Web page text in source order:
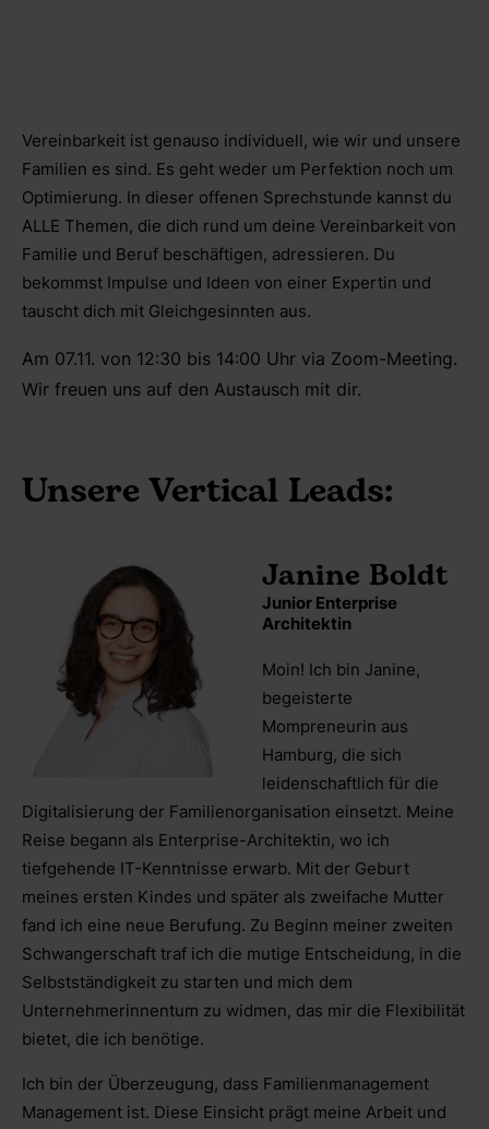
Vereinbarkeit ist genauso individuell, wie wir und unsere
Familien es sind. Es geht weder um Perfektion noch um
Optimierung. In dieser offenen Sprechstunde kannst du
ALLE Themen, die dich rund um deine Vereinbarkeit von
Familie und Beruf beschäftigen, adressieren. Du
bekommst Impulse und Ideen von einer Expertin und
tauscht dich mit Gleichgesinnten aus.
Am 07.11. von 12:30 bis 14:00 Uhr via Zoom-Meeting.
Wir freuen uns auf den Austausch mit dir.
Unsere Vertical Leads:
Janine Boldt
Junior Enterprise
Architektin
Moin! Ich bin Janine,
begeisterte
Mompreneurin aus
Hamburg, die sich
leidenschaftlich für die
Digitalisierung der Familienorganisation einsetzt. Meine
Reise begann als Enterprise-Architektin, wo ich
tiefgehende IT-Kenntnisse erwarb. Mit der Geburt
meines ersten Kindes und später als zweifache Mutter
fand ich eine neue Berufung. Zu Beginn meiner zweiten
Schwangerschaft traf ich die mutige Entscheidung, in die
Selbstständigkeit zu starten und mich dem
Unternehmerinnentum zu widmen, das mir die Flexibilität
bietet, die ich benötige.
Ich bin der Überzeugung, dass Familienmanagement
Management ist. Diese Einsicht prägt meine Arbeit und